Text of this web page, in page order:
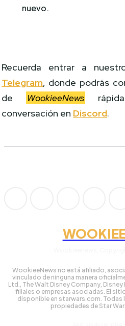
nuevo.
Recuerda entrar a
Telegram, donde podrás
de
WookieeNews
conversación en Discord.
WookieeNews no está afiliado,
vinculado de ninguna manera
Ltd., The Walt Disney Company,
filiales o empresas asociadas. El
disponible en starwars.com.
propiedades de Star